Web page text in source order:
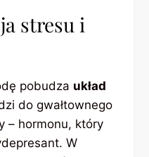
stresu i
pobudza układ
do gwałtownego
– hormonu, który
W